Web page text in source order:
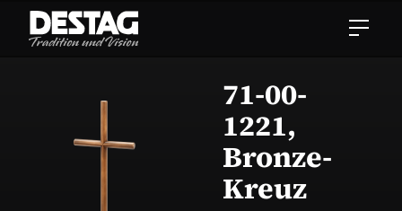
71-00-
1221,
Bronze-
Kreuz